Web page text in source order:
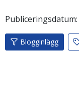
Publiceringsdatum:
Blogginlägg